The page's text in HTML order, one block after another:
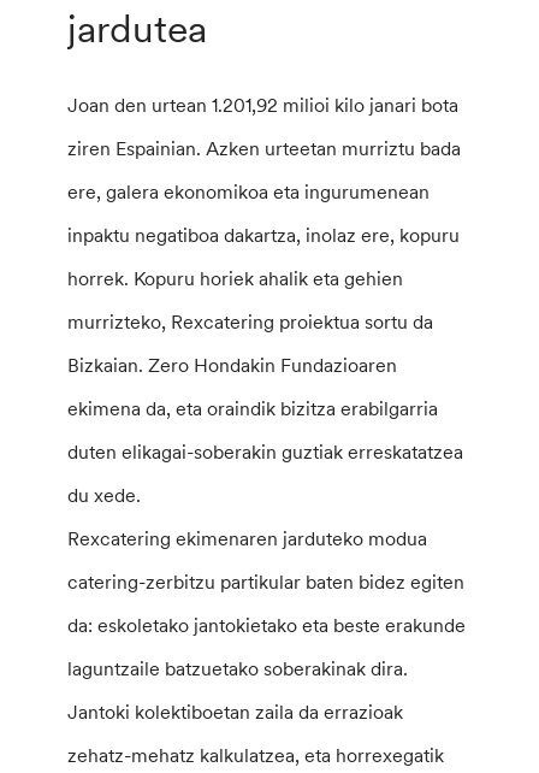
jardutea
Joan den urtean 1.201,92 milioi kilo janari bota
ziren Espainian. Azken urteetan murriztu bada
ere, galera ekonomikoa eta ingurumenean
inpaktu negatiboa dakartza, inolaz ere, kopuru
horrek. Kopuru horiek ahalik eta gehien
murrizteko, Rexcatering proiektua sortu da
Bizkaian. Zero Hondakin Fundazioaren
ekimena da, eta oraindik bizitza erabilgarria
duten elikagai-soberakin guztiak erreskatatzea
du xede.
Rexcatering ekimenaren jarduteko modua
catering-zerbitzu partikular baten bidez egiten
da: eskoletako jantokietako eta beste erakunde
laguntzaile batzuetako soberakinak dira.
Jantoki kolektiboetan zaila da errazioak
zehatz-mehatz kalkulatzea, eta horrexegatik